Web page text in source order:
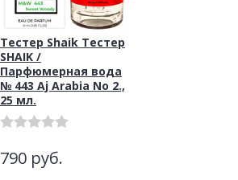
Тестер Shaik Тестер
SHAIK /
Парфюмерная вода
№ 443 Aj Arabia No 2.,
25 мл.
790 руб.